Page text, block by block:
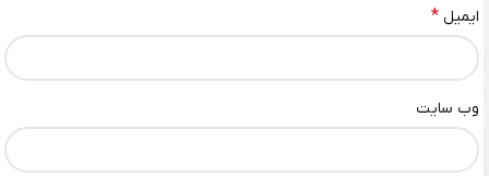
ایمیل *
وب‌ سایت